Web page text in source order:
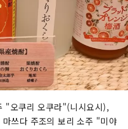
"오쿠리 오쿠라"(니시요시),
쓰다 주조의 보리 소주 "미야